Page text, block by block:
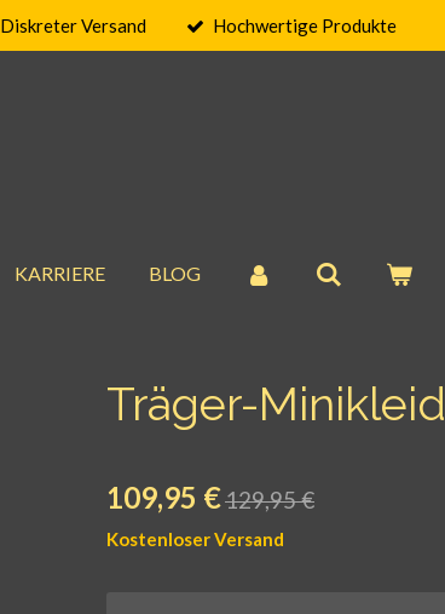
Diskreter Versand Hochwertige Produkte
KARRIERE BLOG
Träger-Minikleid
109,95 €129,95 €
Kostenloser Versand